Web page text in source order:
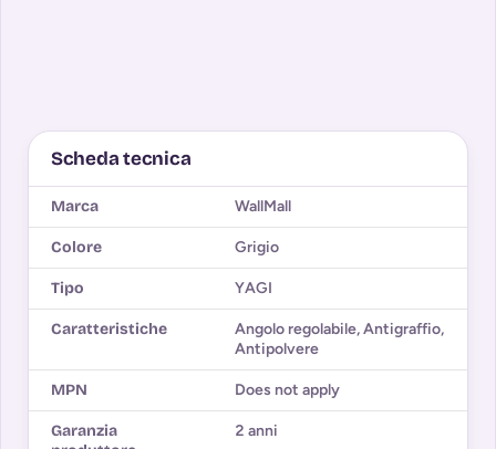
Scheda tecnica
Marca WallMall
Colore Grigio
Tipo YAGI
Caratteristiche Angolo regolabile,Antigraffio,
Antipolvere
MPN Does not apply
Garanzia
2 anni